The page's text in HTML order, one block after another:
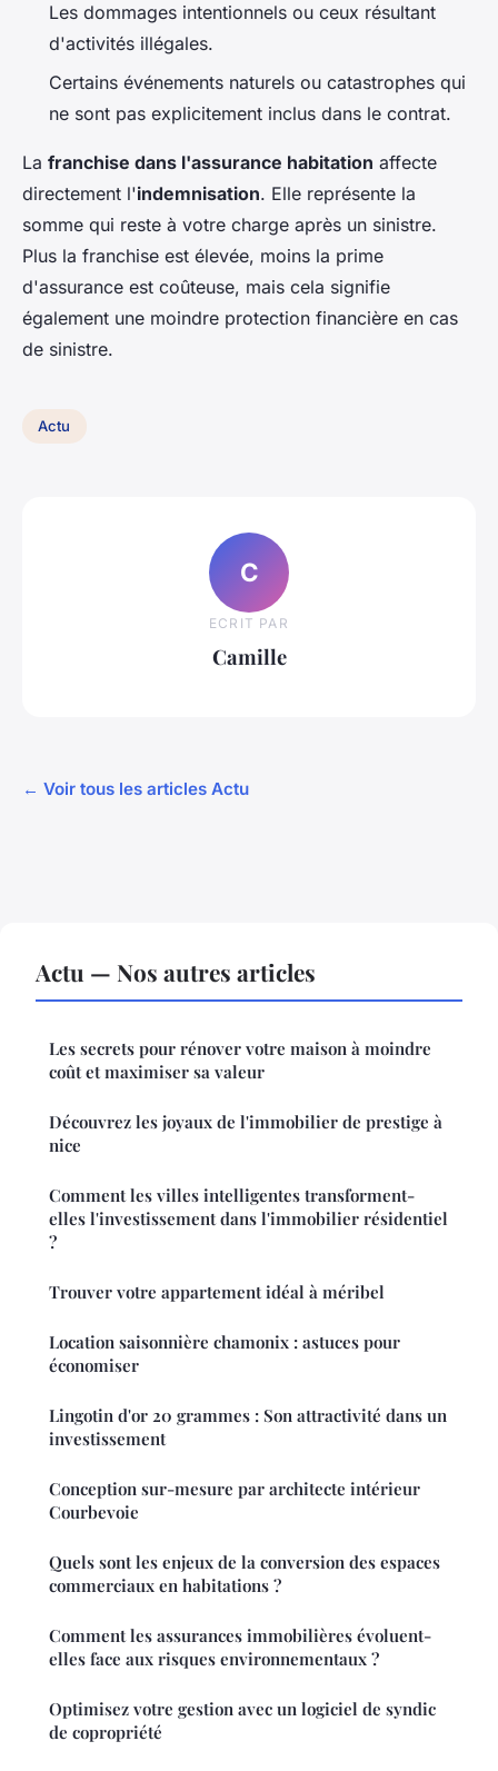
Les dommages intentionnels ou ceux résultant
d'activités illégales.
Certains événements naturels ou catastrophes qui
ne sont pas explicitement inclus dans le contrat.
La franchise dans l'assurance habitation affecte
directement l'indemnisation. Elle représente la
somme qui reste à votre charge après un sinistre.
Plus la franchise est élevée, moins la prime
d'assurance est coûteuse, mais cela signifie
également une moindre protection financière en cas
de sinistre.
Actu
C
ECRIT PAR
Camille
← Voir tous les articles Actu
Actu — Nos autres articles
Les secrets pour rénover votre maison à moindre
coût et maximiser sa valeur
Découvrez les joyaux de l'immobilier de prestige à
nice
Comment les villes intelligentes transforment-
elles l'investissement dans l'immobilier résidentiel
?
Trouver votre appartement idéal à méribel
Location saisonnière chamonix : astuces pour
économiser
Lingotin d'or 20 grammes : Son attractivité dans un
investissement
Conception sur-mesure par architecte intérieur
Courbevoie
Quels sont les enjeux de la conversion des espaces
commerciaux en habitations ?
Comment les assurances immobilières évoluent-
elles face aux risques environnementaux ?
Optimisez votre gestion avec un logiciel de syndic
de copropriété